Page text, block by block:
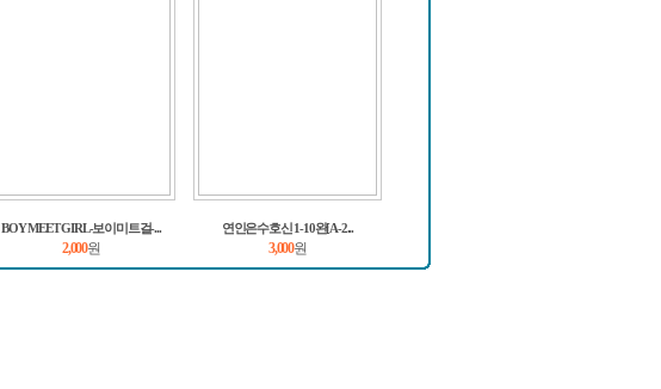
BOY MEET GIRL-보이미트걸-...
2,000원
연인은수호신 1-10완[A-2...
3,000원